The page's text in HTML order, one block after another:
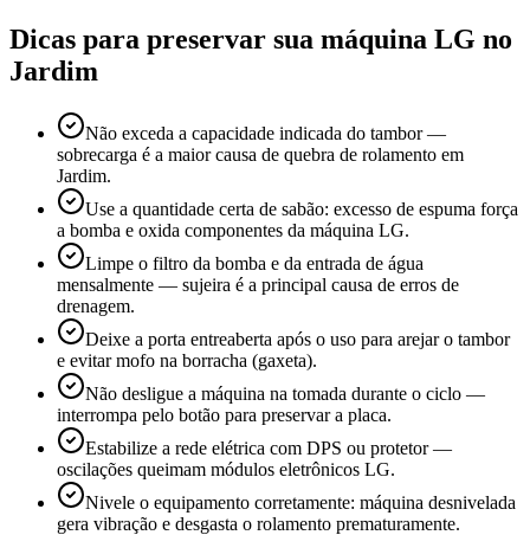
Dicas para preservar sua máquina LG no
Jardim
Não exceda a capacidade indicada do tambor —
sobrecarga é a maior causa de quebra de rolamento em
Jardim.
Use a quantidade certa de sabão: excesso de espuma força
a bomba e oxida componentes da máquina LG.
Limpe o filtro da bomba e da entrada de água
mensalmente — sujeira é a principal causa de erros de
drenagem.
Deixe a porta entreaberta após o uso para arejar o tambor
e evitar mofo na borracha (gaxeta).
Não desligue a máquina na tomada durante o ciclo —
interrompa pelo botão para preservar a placa.
Estabilize a rede elétrica com DPS ou protetor —
oscilações queimam módulos eletrônicos LG.
Nivele o equipamento corretamente: máquina desnivelada
gera vibração e desgasta o rolamento prematuramente.